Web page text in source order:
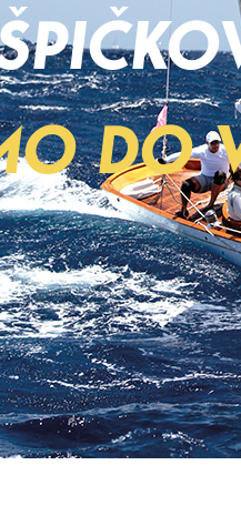
DO